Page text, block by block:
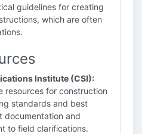
guidelines for creating
which are often
Institute (CSI):
resources for construction
standards and best
documentation and
to field clarifications.